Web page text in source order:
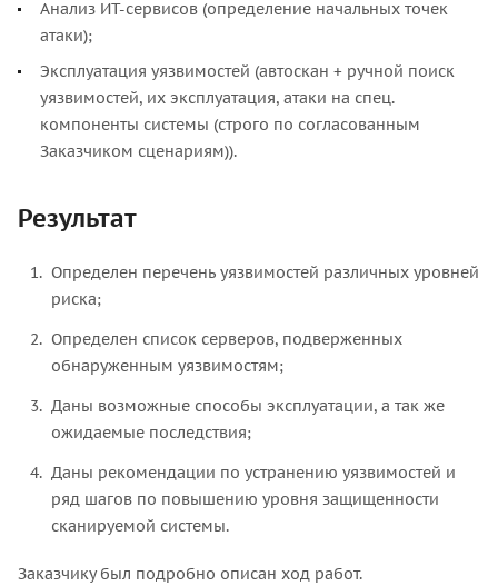
Анализ ИТ-сервисов (определение начальных точек
атаки);
Эксплуатация уязвимостей (автоскан + ручной поиск
уязвимостей, их эксплуатация, атаки на спец.
компоненты системы (строго по согласованным
Заказчиком сценариям)).
Результат
Определен перечень уязвимостей различных уровней
риска;
Определен список серверов, подверженных
обнаруженным уязвимостям;
Даны возможные способы эксплуатации, а так же
ожидаемые последствия;
Даны рекомендации по устранению уязвимостей и
ряд шагов по повышению уровня защищенности
сканируемой системы.
Заказчику был подробно описан ход работ.